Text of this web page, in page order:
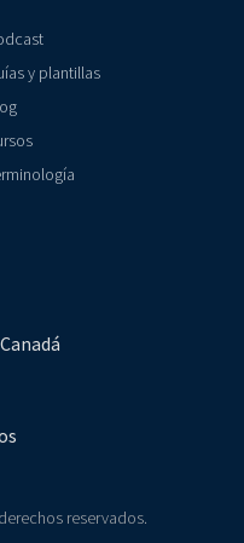
y plantillas
reservados.